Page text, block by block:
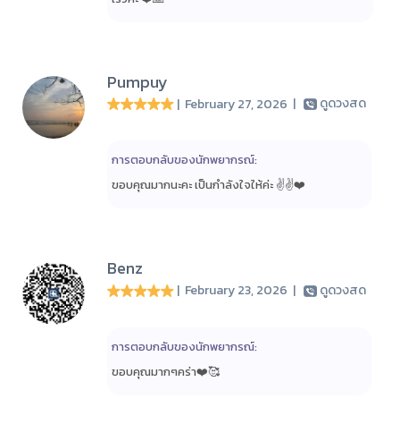
Pumpuy
| February 27, 2026 | ดูดวงสด
การตอบกลับของนักพยากรณ์:
ขอบคุณมากนะคะ เป็นกำลังใจให้ค่ะ ✌️✌️❤️
Benz
| February 23, 2026 | ดูดวงสด
การตอบกลับของนักพยากรณ์:
ขอบคุณมากๆคร่า❤️🥰